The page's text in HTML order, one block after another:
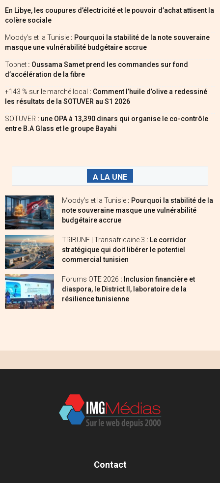
En Libye, les coupures d’électricité et le pouvoir d’achat attisent la
colère sociale
Moody’s et la Tunisie : Pourquoi la stabilité de la note souveraine
masque une vulnérabilité budgétaire accrue
Topnet : Oussama Samet prend les commandes sur fond
d’accélération de la fibre
+143 % sur le marché local : Comment l’huile d’olive a redessiné
les résultats de la SOTUVER au S1 2026
SOTUVER : une OPA à 13,390 dinars qui organise le co-contrôle
entre B.A Glass et le groupe Bayahi
A LA UNE
Moody’s et la Tunisie : Pourquoi la stabilité de la
note souveraine masque une vulnérabilité
budgétaire accrue
TRIBUNE | Transafricaine 3 : Le corridor
stratégique qui doit libérer le potentiel
commercial tunisien
Forums OTE 2026 : Inclusion financière et
diaspora, le District II, laboratoire de la
résilience tunisienne
Contact